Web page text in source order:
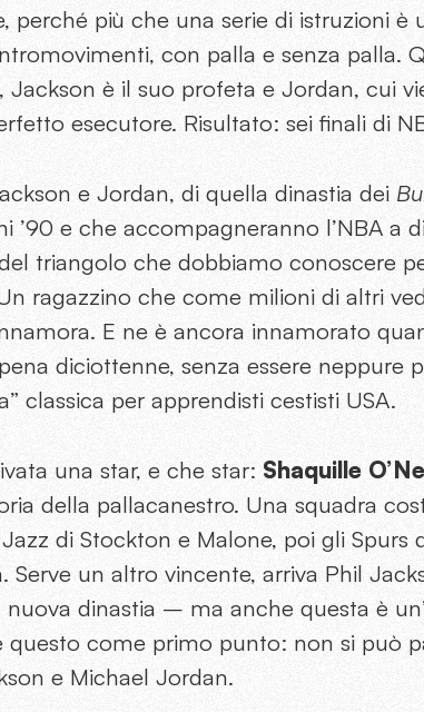
perché più che una serie di istruzioni
con palla e senza palla.
Jackson è il suo profeta e Jordan, cui
esecutore. Risultato: sei finali di
e Jordan, di quella dinastia dei
’90 e che accompagneranno l’NBA a
triangolo che dobbiamo conoscere
ragazzino che come milioni di altri
E ne è ancora innamorato
diciottenne, senza essere neppure
classica per apprendisti cestisti USA.
una star, e che star: Shaquille
della pallacanestro. Una squadra
di Stockton e Malone, poi gli Spurs
Serve un altro vincente, arriva Phil
dinastia – ma anche questa è
come primo punto: non si può
e Michael Jordan.